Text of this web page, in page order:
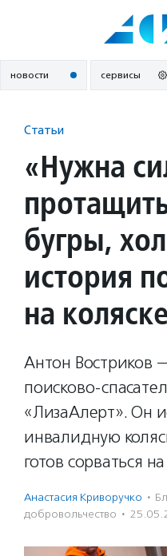
новости сервисы
Статьи
«Нужна
бугры,
история
на коляске
Антон Востриков
поисково-
«ЛизаАлерт». Он
инвалидную
готов сорваться
Анастасия Криворучко ·
доброволь­чест­во ·